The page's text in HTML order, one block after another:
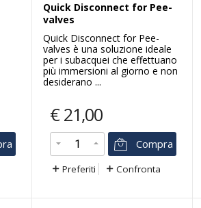
Quick Disconnect for Pee-
valves
Quick Disconnect for Pee-
valves è una soluzione ideale
per i subacquei che effettuano
più immersioni al giorno e non
desiderano ...
€ 21,00
Compra
Preferiti Confronta